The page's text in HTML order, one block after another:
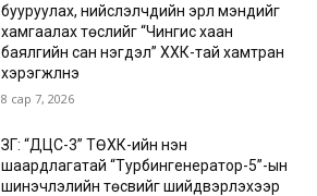
бууруулах, нийслэлчүүдийн эрүүл мэндийг
хамгаалах төслийг “Чингис хаан
баялгийн сан нэгдэл” ХХК-тай хамтран
хэрэгжүүлнэ
8 сар 7, 2026
ЗГ: “ДЦС-3” ТӨХК-ийн нэн
шаардлагатай “Турбингенератор-5”-ын
шинэчлэлийн төсвийг шийдвэрлэхээр